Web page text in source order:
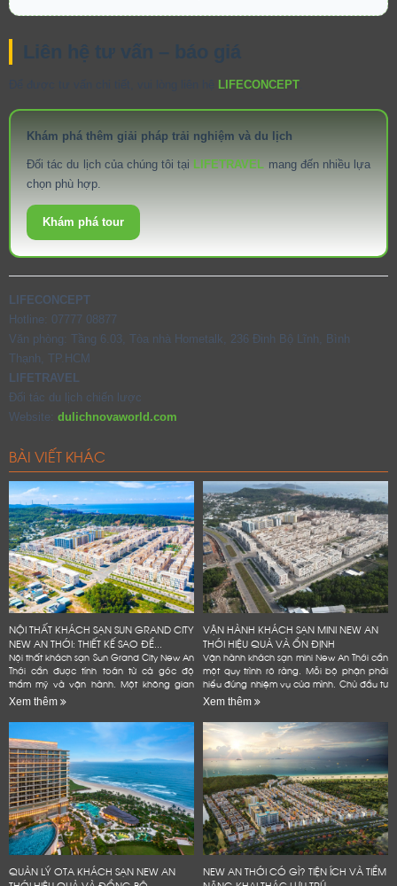
Liên hệ tư vấn – báo giá
LIFECONCEPT
Khám phá thêm giải pháp trải nghiệm và du lịch
Đối tác du lịch của chúng tôi tại LIFETRAVEL mang đến nhiều lựa
chọn phù hợp.
Khám phá tour
LIFECONCEPT
Hotline: 07777 08877
Văn phòng: Tầng 6.03, Tòa nhà Hometalk, 236 Đinh Bộ Lĩnh, Bình
Thạnh, TP.HCM
LIFETRAVEL
Đối tác du lịch chiến lược
Website: dulichnovaworld.com
BÀI VIẾT KHÁC
NỘI THẤT KHÁCH SẠN SUN GRAND CITY
NEW AN THỚI: THIẾT KẾ SAO ĐỂ...
Nội thất khách sạn Sun Grand City New An
Thới cần được tính toán từ cả góc độ
thẩm mỹ và vận hành. Một không gian
đẹp có thể tạo ấn tượng ban đầu. Tuy
Xem thêm
VẬN HÀNH KHÁCH SẠN MINI NEW AN
THỚI HIỆU QUẢ VÀ ỔN ĐỊNH
Vận hành khách sạn mini New An Thới cần
một quy trình rõ ràng. Mỗi bộ phận phải
hiểu đúng nhiệm vụ của mình. Chủ đầu tư
cũng cần kiểm soát phòng, giá bán và
Xem thêm
QUẢN LÝ OTA KHÁCH SẠN NEW AN
NEW AN THỚI CÓ GÌ? TIỆN ÍCH VÀ TIỀM